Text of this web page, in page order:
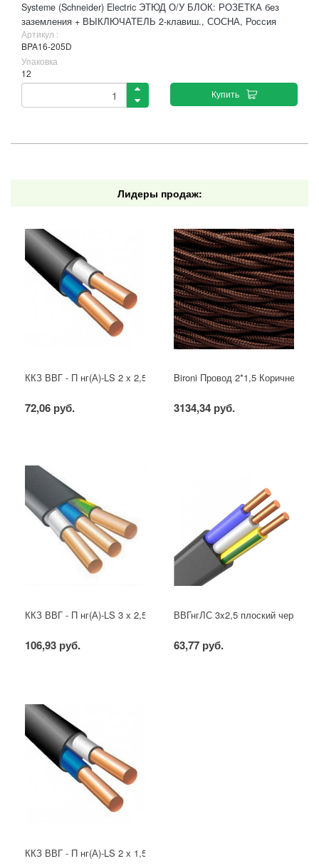
Systeme (Schneider) Electric ЭТЮД О/У БЛОК: РОЗЕТКА без
заземления + ВЫКЛЮЧАТЕЛЬ 2-клавиш., СОСНА, Россия
Артикул :
BPA16-205D
Упаковка
12
Купить
Лидеры продаж:
ККЗ ВВГ - П нг(А)-LS 2 х 2,5 ГОСТ
72,06 руб.
Bironi Провод 2*1,5 Коричневый
3134,34 руб.
ККЗ ВВГ - П нг(А)-LS 3 х 2,5 ГОСТ
106,93 руб.
ВВГнгЛС 3x2,5 плоский черный
63,77 руб.
ККЗ ВВГ - П нг(А)-LS 2 х 1,5 ГОСТ